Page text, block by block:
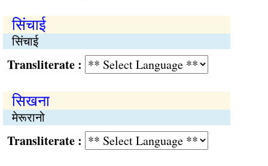
सिंचाई
सिंचाई
:
सिखना
मेरूरानो
: